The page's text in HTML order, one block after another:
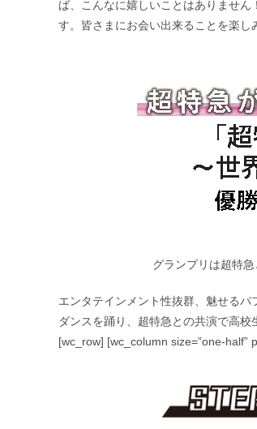
ば、こんなに嬉しいことはありませ
す。皆さまにお会い出来ることを楽し
グランプリは超特
エンタテインメント性抜群、魅せる
ダンスを踊り、超特急との共演で高校
[wc_row] [wc_column size=”one-half”